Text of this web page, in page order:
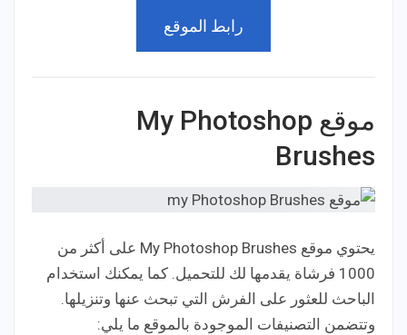
رابط الموقع
موقع My Photoshop
Brushes
يحتوي موقع My Photoshop Brushes على أكثر من
1000 فرشاة يقدمها لك للتحميل. كما يمكنك استخدام
الباحث للعثور على الفرش التي تبحث عنها وتنزيلها.
وتتضمن التصنيفات الموجودة بالموقع ما يلي: